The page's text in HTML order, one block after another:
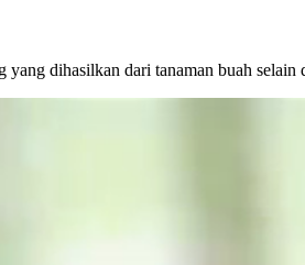
yang dihasilkan dari tanaman buah